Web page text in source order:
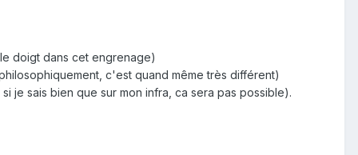
doigt dans cet engrenage)
c'est quand même très différent)
je sais bien que sur mon infra, ca sera pas possible).